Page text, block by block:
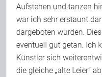
Aufstehen und tanzen
war ich sehr erstaunt
dargeboten wurden.
eventuell gut getan. Ich
Künstler sich
die gleiche „alte Leier“